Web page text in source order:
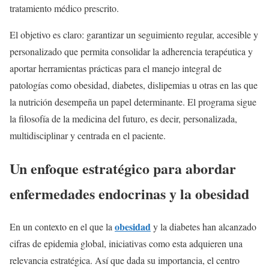
tratamiento médico prescrito.
El objetivo es claro: garantizar un seguimiento regular, accesible y
personalizado que permita consolidar la adherencia terapéutica y
aportar herramientas prácticas para el manejo integral de
patologías como obesidad, diabetes, dislipemias u otras en las que
la nutrición desempeña un papel determinante. El programa sigue
la filosofía de la medicina del futuro, es decir, personalizada,
multidisciplinar y centrada en el paciente.
Un enfoque estratégico para abordar
enfermedades endocrinas y la obesidad
En un contexto en el que la obesidady la diabetes han alcanzado
cifras de epidemia global, iniciativas como esta adquieren una
relevancia estratégica. Así que dada su importancia, el centro